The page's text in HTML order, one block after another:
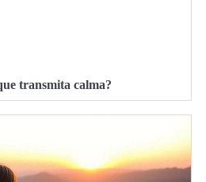
transmita calma?